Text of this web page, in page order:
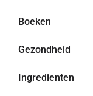
Boeken
Gezondheid
Ingredienten